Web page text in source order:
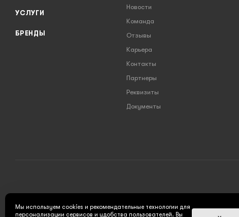
УСЛУГИ
БРЕНДЫ
Новости
Команда
Отзывы
Карьера
Контакты
Партнеры
Реквизиты
Документы
Мы используем cookies и рекомендательные технологии для
персонализации сервисов и удобства пользователей. Вы